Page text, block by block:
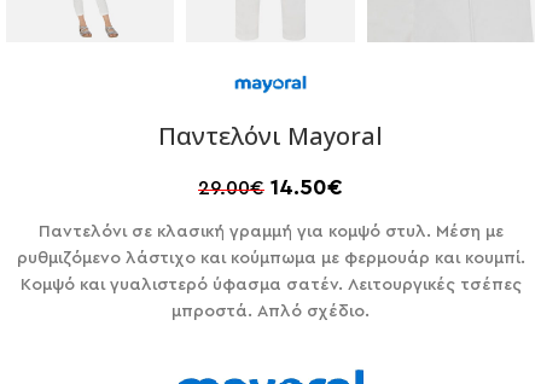
Παντελόνι Mayoral
29.00€ 14.50€
Παντελόνι σε κλασική γραμμή για κομψό στυλ. Μέση με
ρυθμιζόμενο λάστιχο και κούμπωμα με φερμουάρ και κουμπί.
Κομψό και γυαλιστερό ύφασμα σατέν. Λειτουργικές τσέπες
μπροστά. Απλό σχέδιο.